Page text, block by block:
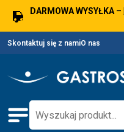
DARMOWA WYSYŁKA–
Skontaktuj się z namiO nas